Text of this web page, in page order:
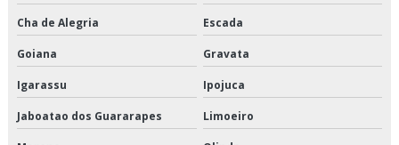
Cha de Alegria Escada
Goiana Gravata
Igarassu Ipojuca
Jaboatao dos Guararapes Limoeiro